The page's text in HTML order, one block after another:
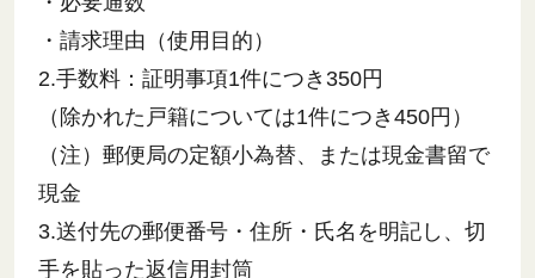
・請求理由（使用目的）
2.手数料：証明事項1件につき350円
（除かれた戸籍については1件につき450円）
（注）郵便局の定額小為替、または現金書留で
現金
3.送付先の郵便番号・住所・氏名を明記し、切
手を貼った返信用封筒